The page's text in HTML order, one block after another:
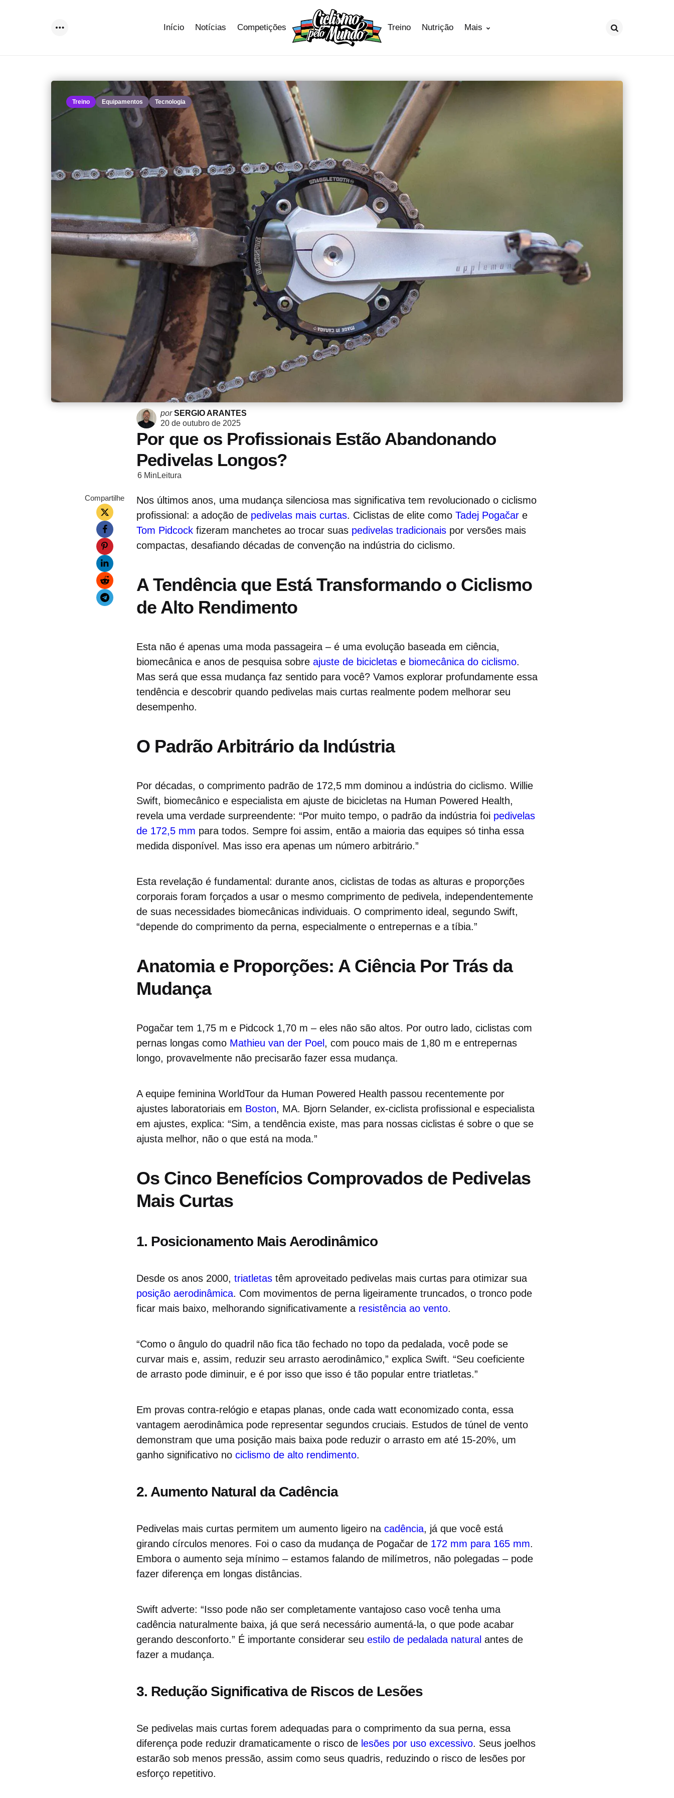
Início Notícias Competições Treino Nutrição Mais
Treino Equipamentos Tecnologia
Postado
por
porSERGIO ARANTES
20 de outubro de 2025
Por que os Profissionais Estão Abandonando
Pedivelas Longos?
6 Min Leitura
Compartilhe
Nos últimos anos, uma mudança silenciosa mas significativa tem revolucionado o ciclismo
profissional: a adoção de pedivelas mais curtas. Ciclistas de elite como Tadej Pogačar e
Tom Pidcock fizeram manchetes ao trocar suas pedivelas tradicionais por versões mais
compactas, desafiando décadas de convenção na indústria do ciclismo.
A Tendência que Está Transformando o Ciclismo
de Alto Rendimento
Esta não é apenas uma moda passageira – é uma evolução baseada em ciência,
biomecânica e anos de pesquisa sobre ajuste de bicicletas e biomecânica do ciclismo.
Mas será que essa mudança faz sentido para você? Vamos explorar profundamente essa
tendência e descobrir quando pedivelas mais curtas realmente podem melhorar seu
desempenho.
O Padrão Arbitrário da Indústria
Por décadas, o comprimento padrão de 172,5 mm dominou a indústria do ciclismo. Willie
Swift, biomecânico e especialista em ajuste de bicicletas na Human Powered Health,
revela uma verdade surpreendente: “Por muito tempo, o padrão da indústria foi pedivelas
de 172,5 mm para todos. Sempre foi assim, então a maioria das equipes só tinha essa
medida disponível. Mas isso era apenas um número arbitrário.”
Esta revelação é fundamental: durante anos, ciclistas de todas as alturas e proporções
corporais foram forçados a usar o mesmo comprimento de pedivela, independentemente
de suas necessidades biomecânicas individuais. O comprimento ideal, segundo Swift,
“depende do comprimento da perna, especialmente o entrepernas e a tíbia.”
Anatomia e Proporções: A Ciência Por Trás da
Mudança
Pogačar tem 1,75 m e Pidcock 1,70 m – eles não são altos. Por outro lado, ciclistas com
pernas longas como Mathieu van der Poel , com pouco mais de 1,80 m e entrepernas
longo, provavelmente não precisarão fazer essa mudança.
A equipe feminina WorldTour da Human Powered Health passou recentemente por
ajustes laboratoriais em Boston, MA. Bjorn Selander, ex-ciclista profissional e especialista
em ajustes, explica: “Sim, a tendência existe, mas para nossas ciclistas é sobre o que se
ajusta melhor, não o que está na moda.”
Os Cinco Benefícios Comprovados de Pedivelas
Mais Curtas
1. Posicionamento Mais Aerodinâmico
Desde os anos 2000, triatletas têm aproveitado pedivelas mais curtas para otimizar sua
posição aerodinâmica. Com movimentos de perna ligeiramente truncados, o tronco pode
ficar mais baixo, melhorando significativamente a resistência ao vento.
“Como o ângulo do quadril não fica tão fechado no topo da pedalada, você pode se
curvar mais e, assim, reduzir seu arrasto aerodinâmico,” explica Swift. “Seu coeficiente
de arrasto pode diminuir, e é por isso que isso é tão popular entre triatletas.”
Em provas contra-relógio e etapas planas, onde cada watt economizado conta, essa
vantagem aerodinâmica pode representar segundos cruciais. Estudos de túnel de vento
demonstram que uma posição mais baixa pode reduzir o arrasto em até 15-20%, um
ganho significativo no ciclismo de alto rendimento.
2. Aumento Natural da Cadência
Pedivelas mais curtas permitem um aumento ligeiro na cadência, já que você está
girando círculos menores. Foi o caso da mudança de Pogačar de 172 mm para 165 mm.
Embora o aumento seja mínimo – estamos falando de milímetros, não polegadas – pode
fazer diferença em longas distâncias.
Swift adverte: “Isso pode não ser completamente vantajoso caso você tenha uma
cadência naturalmente baixa, já que será necessário aumentá-la, o que pode acabar
gerando desconforto.” É importante considerar seu estilo de pedalada natural antes de
fazer a mudança.
3. Redução Significativa de Riscos de Lesões
Se pedivelas mais curtas forem adequadas para o comprimento da sua perna, essa
diferença pode reduzir dramaticamente o risco de lesões por uso excessivo. Seus joelhos
estarão sob menos pressão, assim como seus quadris, reduzindo o risco de lesões por
esforço repetitivo.